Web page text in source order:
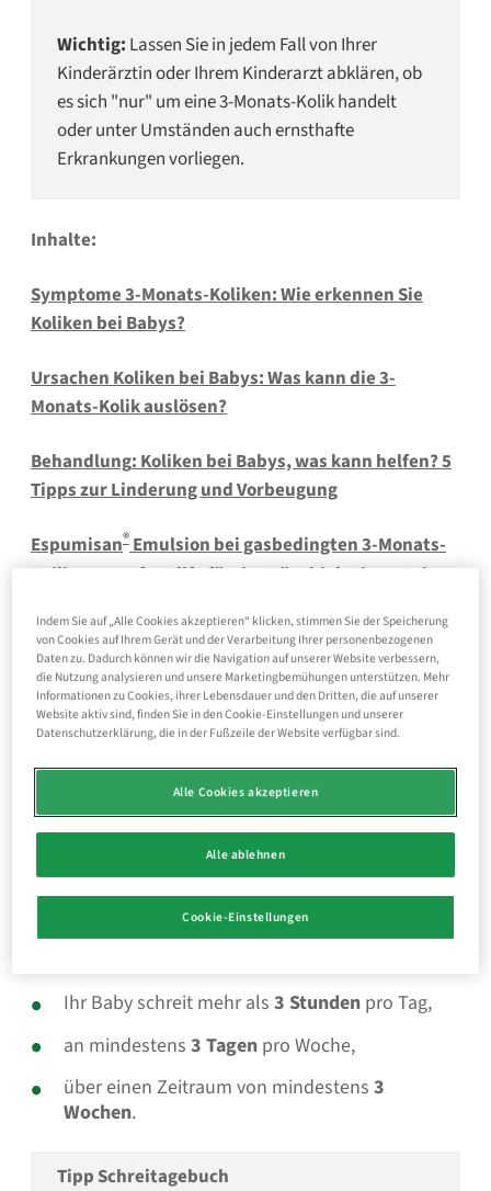
Wichtig: Lassen Sie in jedem Fall von Ihrer
Kinderärztin oder Ihrem Kinderarzt abklären, ob
es sich "nur" um eine 3-Monats-Kolik handelt
oder unter Umständen auch ernsthafte
Erkrankungen vorliegen.
Inhalte:
Symptome 3-Monats-Koliken: Wie erkennen Sie
Koliken bei Babys?
Ursachen Koliken bei Babys: Was kann die 3-
Monats-Kolik auslösen?
Behandlung: Koliken bei Babys, was kann helfen? 5
Tipps zur Linderung und Vorbeugung
Espumisan®Emulsionbei gasbedingten 3-Monats-
Koliken –
sanfte Hilfe für das Bäuchlein Ihres Babys
FAQs: Koliken bei Babys
Symptome 3-Monats-
Koliken: Wie erkennen Sie
Koliken bei Babys?
klassische “Dreierregel”kann helfen, die 3-
1
Ihr Baby schreit mehr als 3 Stundenpro Tag,
an mindestens 3 Tagenpro Woche,
über einen Zeitraum von mindestens 3
Wochen.
Tipp Schreitagebuch
Indem Sie auf „Alle Cookies akzeptieren“ klicken, stimmen Sie der Speicherung
von Cookies auf Ihrem Gerät und der Verarbeitung Ihrer personenbezogenen
Daten zu. Dadurch können wir die Navigation auf unserer Website verbessern,
die Nutzung analysieren und unsere Marketingbemühungen unterstützen. Mehr
Informationen zu Cookies, ihrer Lebensdauer und den Dritten, die auf unserer
Website aktiv sind, finden Sie in den Cookie-Einstellungen und unserer
Datenschutzerklärung, die in der Fußzeile der Website verfügbar sind.
Alle Cookies akzeptieren
Alle ablehnen
Cookie-Einstellungen